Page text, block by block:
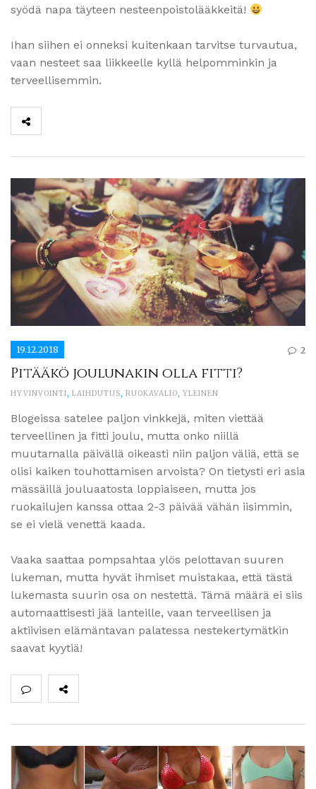
syödä napa täyteen nesteenpoistolääkkeitä!
Ihan siihen ei onneksi kuitenkaan tarvitse turvautua,
vaan nesteet saa liikkeelle kyllä helpomminkin ja
terveellisemmin.
19.12.2018 2
Pitääkö joulunakin olla fitti?
HYVINVOINTI, LAIHDUTUS, RUOKAVALIO, YLEINEN
Blogeissa satelee paljon vinkkejä, miten viettää
terveellinen ja fitti joulu, mutta onko niillä
muutamalla päivällä oikeasti niin paljon väliä, että se
olisi kaiken touhottamisen arvoista? On tietysti eri asia
mässäillä jouluaatosta loppiaiseen, mutta jos
ruokailujen kanssa ottaa 2-3 päivää vähän iisimmin,
se ei vielä venettä kaada.
Vaaka saattaa pompsahtaa ylös pelottavan suuren
lukeman, mutta hyvät ihmiset muistakaa, että tästä
lukemasta suurin osa on nestettä. Tämä määrä ei siis
automaattisesti jää lanteille, vaan terveellisen ja
aktiivisen elämäntavan palatessa nestekertymätkin
saavat kyytiä!